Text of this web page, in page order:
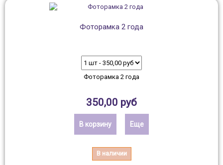
Фоторамка 2 года
Фоторамка 2 года
350,00 руб
В корзину Еще
В наличии